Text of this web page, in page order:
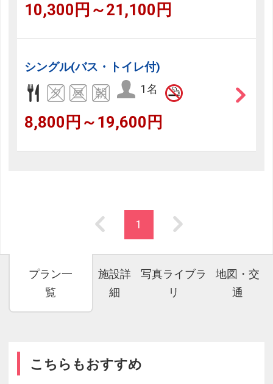
10,300円～21,100円
シングル(バス・トイレ付)
1名
8,800円～19,600円
1
プラン一
覧
施設詳
細
写真ライブラ
リ
地図・交
通
こちらもおすすめ